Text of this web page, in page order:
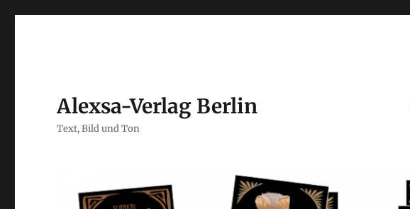
Alexsa-Verlag Berlin
Text, Bild und Ton